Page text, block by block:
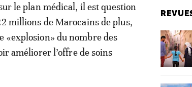
le plan médical, il est question
millions de Marocains de plus,
«explosion» du nombre des
améliorer l’offre de soins